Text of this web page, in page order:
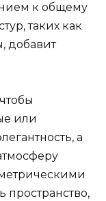
к общему
таких как
добавит
или
а
пространство,